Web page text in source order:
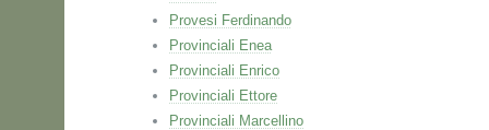
Provesi Ferdinando
Provinciali Enea
Provinciali Enrico
Provinciali Ettore
Provinciali Marcellino